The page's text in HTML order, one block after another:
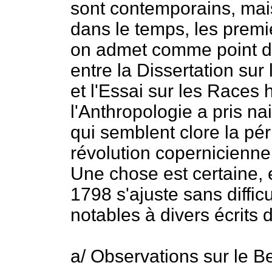
sont contemporains,
dans le temps, les
on admet comme point
entre la Dissertation
et l'Essai sur les Races
l'Anthropologie a pris
qui semblent clore la
révolution
Une chose est certaine,
1798 s'ajuste sans
notables à divers écrits
a/ Observations sur le